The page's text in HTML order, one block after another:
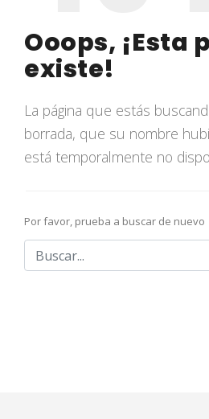
Ooops, ¡Esta
existe!
La página que estás
borrada, que su nombre
está temporalmente no
Por favor, prueba a buscar de nuevo